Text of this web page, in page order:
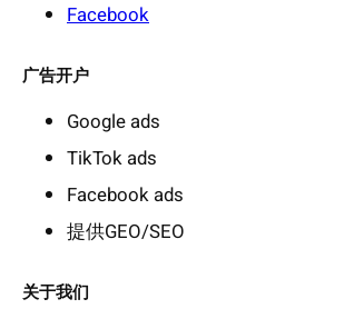
Facebook
广告开户
Google ads
TikTok ads
Facebook ads
提供GEO/SEO
关于我们